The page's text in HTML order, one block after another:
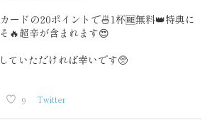
ードの20ポイントで🍜1杯🆓無料👑特典に
🔥超辛が含まれます😍
ていただければ幸いです🥺
9 Twitter